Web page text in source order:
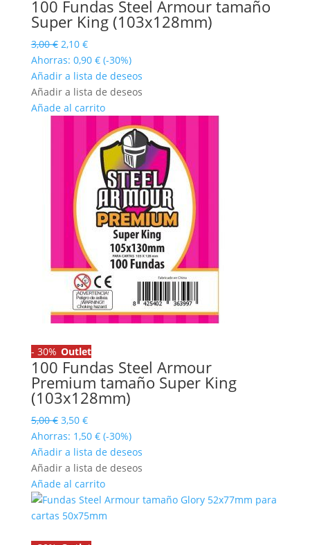
100 Fundas Steel Armour tamaño
Super King (103x128mm)
3,00€ El
precio
original
era:
3,00 €.
2,10 €El
precio
actual
es:
2,10 €.
Ahorras: 0,90 € (-30%)
Añadir a lista de deseos
Añadir a lista de deseos
Añade al carrito
- 30% Outlet
100 Fundas Steel Armour
Premium tamaño Super King
(103x128mm)
5,00€ El
precio
original
era:
5,00 €.
3,50 €El
precio
actual
es:
3,50 €.
Ahorras: 1,50 € (-30%)
Añadir a lista de deseos
Añadir a lista de deseos
Añade al carrito